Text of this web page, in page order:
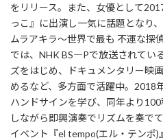
をリリース。また、女優として
っこ』に出演し一気に話題となり
ムラアキラ〜世界で最も 不運な探
では、NHK BS―Pで放送されてい
ズをはじめ、ドキュメンタリー映
めるなど、多方面で活躍中。2018
ハンドサインを学び、同年より
しながら即興演奏でリズムを奏で
イベント『el tempo(エル・テンポ)